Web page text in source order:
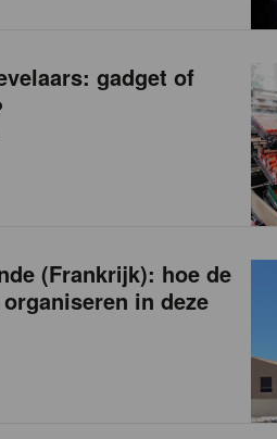
gadget of
(Frankrijk): hoe de
in deze